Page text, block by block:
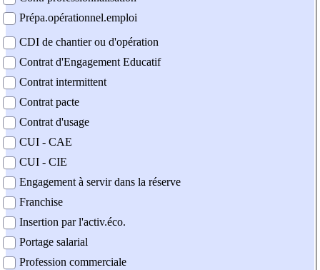
Prépa.opérationnel.emploi
CDI de chantier ou d'opération
Contrat d'Engagement Educatif
Contrat intermittent
Contrat pacte
Contrat d'usage
CUI - CAE
CUI - CIE
Engagement à servir dans la réserve
Franchise
Insertion par l'activ.éco.
Portage salarial
Profession commerciale